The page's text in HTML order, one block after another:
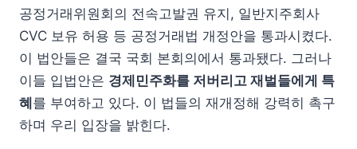
공정거래위원회의 전속고발권 유지, 일반지주회사
CVC 보유 허용 등 공정거래법 개정안을 통과시켰다.
이 법안들은 결국 국회 본회의에서 통과됐다. 그러나
이들 입법안은 경제민주화를 저버리고 재벌들에게 특
혜 를 부여하고 있다. 이 법들의 재개정해 강력히 촉구
하며 우리 입장을 밝힌다.